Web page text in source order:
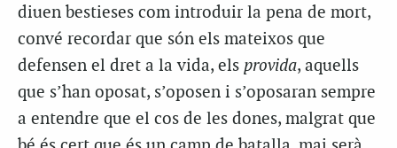
diuen bestieses com introduir la pena de mort,
convé recordar que són els mateixos que
defensen el dret a la vida, els provida, aquells
que s’han oposat, s’oposen i s’oposaran sempre
a entendre que el cos de les dones, malgrat que